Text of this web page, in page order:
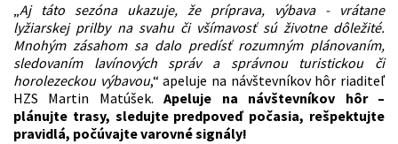
„Aj táto sezóna ukazuje, že príprava, výbava - vrátane
lyžiarskej prilby na svahu či všímavosť sú životne dôležité.
Mnohým zásahom sa dalo predísť rozumným plánovaním,
sledovaním lavínových správ a správnou turistickou či
horolezeckou výbavou,“ apeluje na návštevníkov hôr riaditeľ
HZS Martin Matúšek.Apeluje na návštevníkov hôr –
plánujte trasy, sledujte predpoveď počasia, rešpektujte
pravidlá, počúvajte varovné signály!